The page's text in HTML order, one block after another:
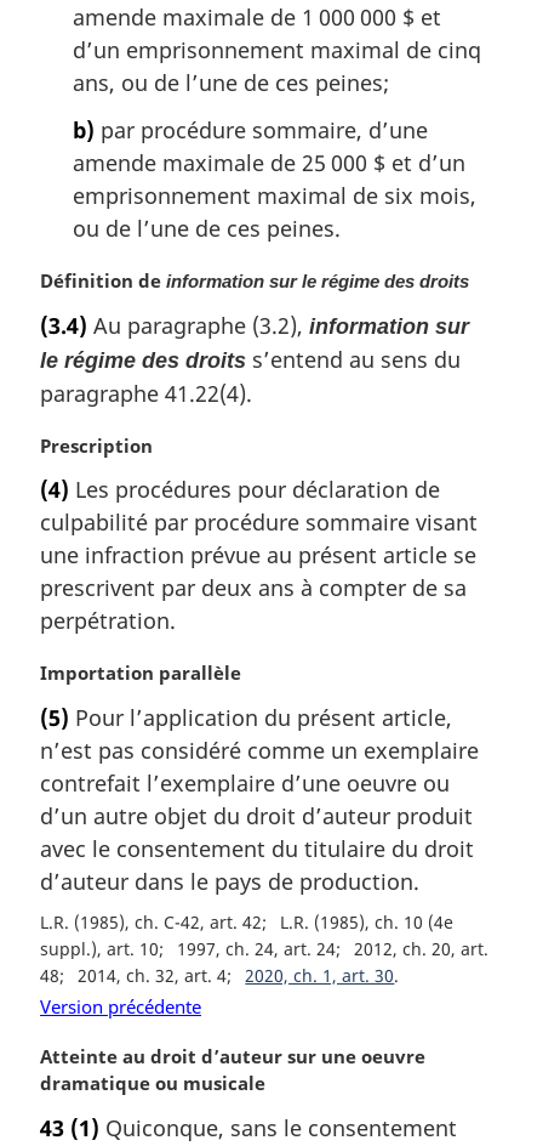
amende maximale de 1 000 000 $ et
d’un emprisonnement maximal de cinq
ans, ou de l’une de ces peines;
b) par procédure sommaire, d’une
amende maximale de 25 000 $ et d’un
emprisonnement maximal de six mois,
ou de l’une de ces peines.
N
t
e
m
a
r
i
n
a
e
:
Définition de information sur le régime des droits
(3.4) Au paragraphe (3.2), information sur
le régime des droits s’entend au sens du
paragraphe 41.22(4).
N
t
e
m
a
r
g
n
a
e
:
Prescription
(4) Les procédures pour déclaration de
culpabilité par procédure sommaire visant
une infraction prévue au présent article se
prescrivent par deux ans à compter de sa
perpétration.
N
t
e
m
a
g
i
n
a
l
:
Importation parallèle
(5) Pour l’application du présent article,
n’est pas considéré comme un exemplaire
contrefait l’exemplaire d’une oeuvre ou
d’un autre objet du droit d’auteur produit
avec le consentement du titulaire du droit
d’auteur dans le pays de production.
L.R. (1985), ch. C-42, art. 42
L.R. (1985), ch. 10 (4e
suppl.), art. 10
1997, ch. 24, art. 24
2012, ch. 20, art.
48
2014, ch. 32, art. 4 2020, ch. 1, art. 30
Version précédente
N
o
e
Atteinte au droit d’auteur sur une oeuvre
dramatique ou musicale
43 (1) Quiconque, sans le consentement